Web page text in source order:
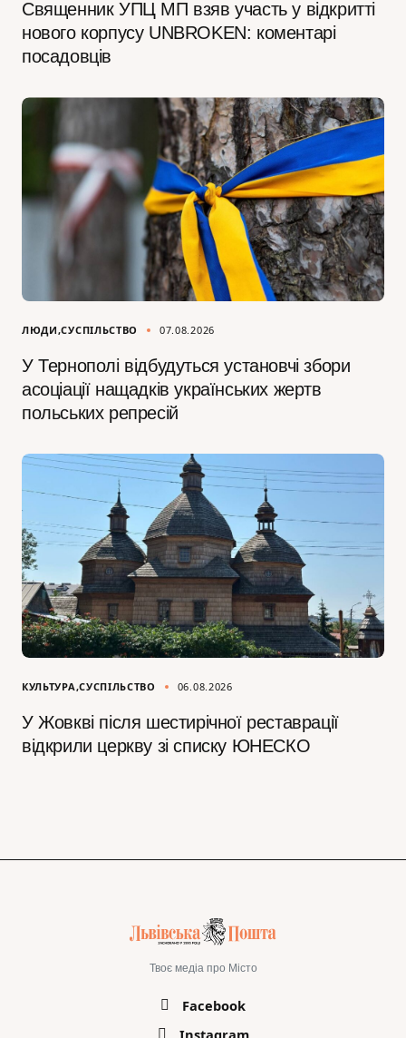
Священник УПЦ МП взяв участь у відкритті
нового корпусу UNBROKEN: коментарі
посадовців
ЛЮДИ СУСПІЛЬСТВО 07.08.2026
У Тернополі відбудуться установчі збори
асоціації нащадків українських жертв
польських репресій
КУЛЬТУРА СУСПІЛЬСТВО 06.08.2026
У Жовкві після шестирічної реставрації
відкрили церкву зі списку ЮНЕСКО
Твоє медіа про Місто
Facebook
Instagram